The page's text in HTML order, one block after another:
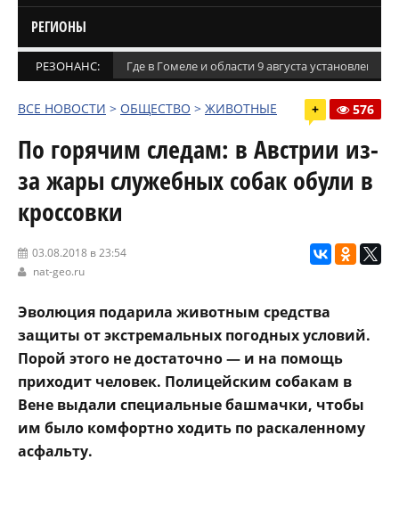
РЕГИОНЫ
РЕЗОНАНС: Где в Гомеле и области 9 августа установлены
ВСЕ НОВОСТИ > ОБЩЕСТВО > ЖИВОТНЫЕ + 576
По горячим следам: в Австрии из-
за жары служебных собак обули в
кроссовки
03.08.2018 в 23:54
nat-geo.ru
Эволюция подарила животным средства
защиты от экстремальных погодных условий.
Порой этого не достаточно — и на помощь
приходит человек. Полицейским собакам в
Вене выдали специальные башмачки, чтобы
им было комфортно ходить по раскаленному
асфальту.